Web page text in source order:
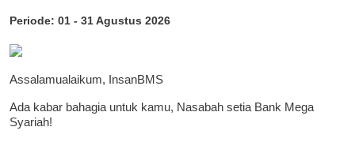
Periode: 01 - 31 Agustus 2026
Assalamualaikum, InsanBMS
Ada kabar bahagia untuk kamu, Nasabah setia Bank Mega
Syariah!